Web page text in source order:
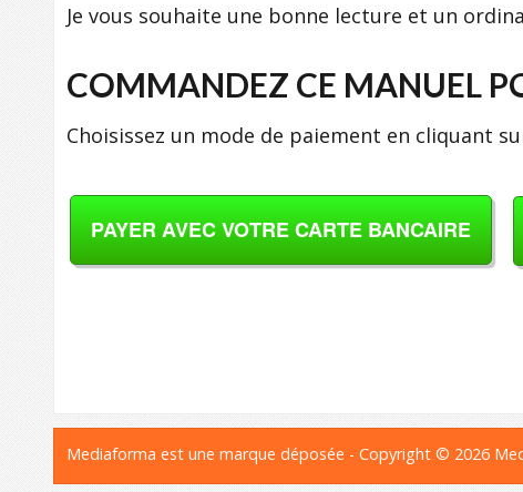
Je vous souhaite une bonne lecture et un
COMMANDEZ CE MANUEL
Choisissez un mode de paiement en cliquant
PAYER AVEC VOTRE CARTE BANCAIRE
Mediaforma est une marque déposée - Copyright © 2026